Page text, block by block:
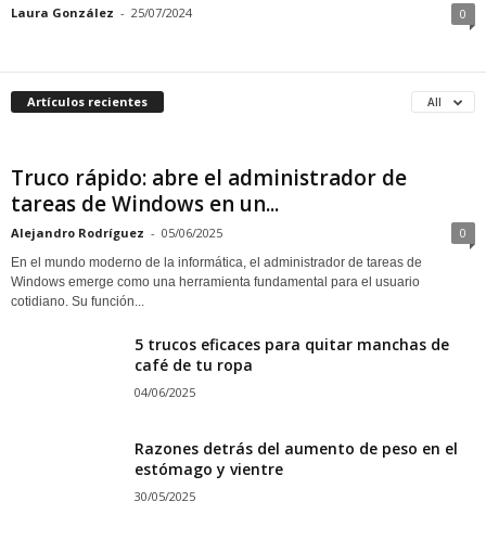
Laura González - 25/07/2024 0
Artículos recientes All
Truco rápido: abre el administrador de
tareas de Windows en un...
Alejandro Rodríguez - 05/06/2025 0
En el mundo moderno de la informática, el administrador de tareas de
Windows emerge como una herramienta fundamental para el usuario
cotidiano. Su función...
5 trucos eficaces para quitar manchas de
café de tu ropa
04/06/2025
Razones detrás del aumento de peso en el
estómago y vientre
30/05/2025